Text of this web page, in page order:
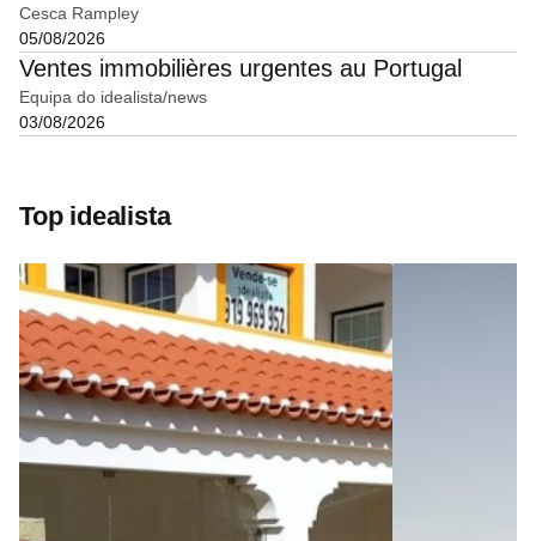
Cesca Rampley
05/08/2026
Ventes immobilières urgentes au Portugal
Equipa do idealista/news
03/08/2026
Top idealista